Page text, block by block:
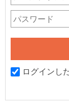
ログインし